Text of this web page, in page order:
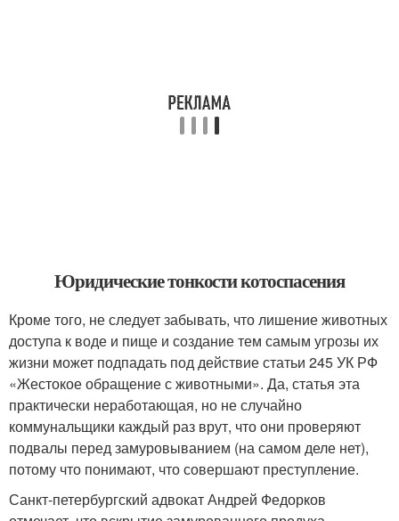
Юридические тонкости котоспасения
Кроме того, не следует забывать, что лишение животных
доступа к воде и пище и создание тем самым угрозы их
жизни может подпадать под действие статьи 245 УК РФ
«Жестокое обращение с животными». Да, статья эта
практически неработающая, но не случайно
коммунальщики каждый раз врут, что они проверяют
подвалы перед замуровыванием (на самом деле нет),
потому что понимают, что совершают преступление.
Санкт-петербургский адвокат Андрей Федорков